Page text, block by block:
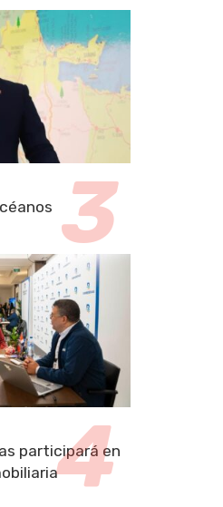
participará en